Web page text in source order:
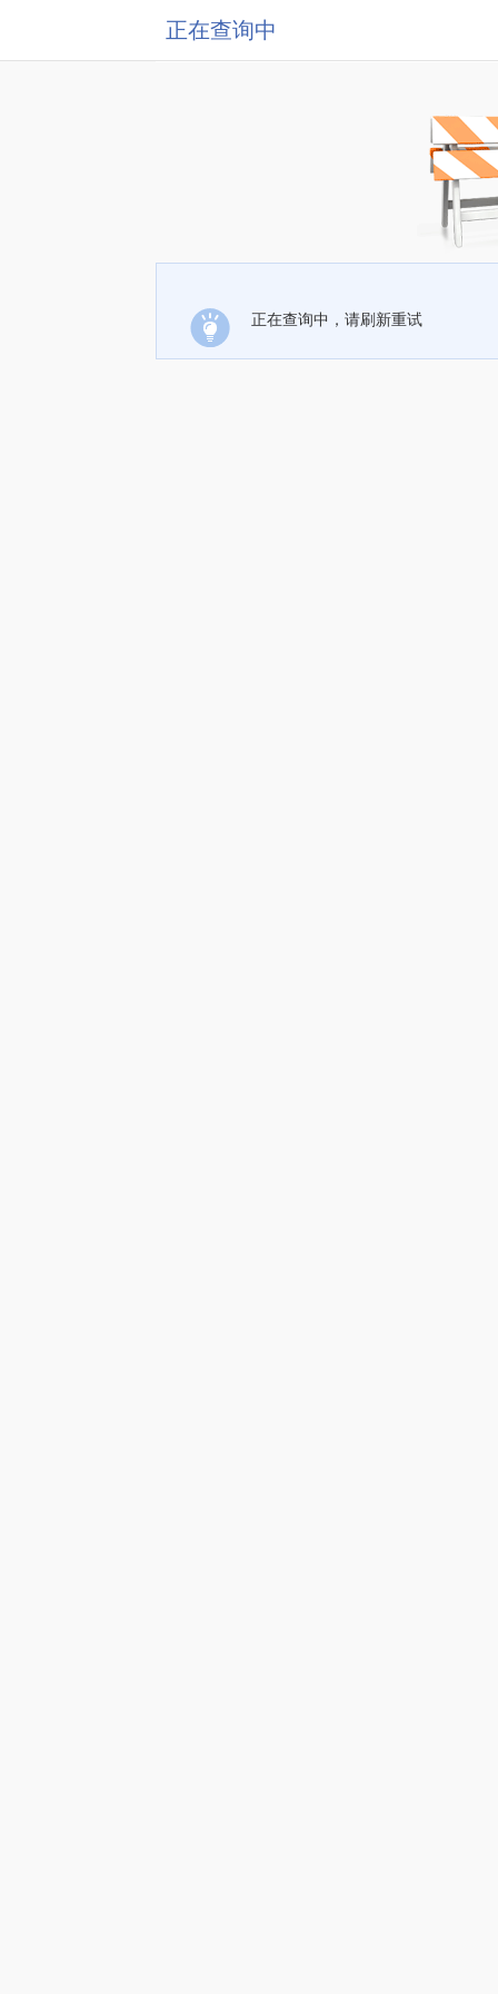
正在查询中
正在查询中，请刷新重试